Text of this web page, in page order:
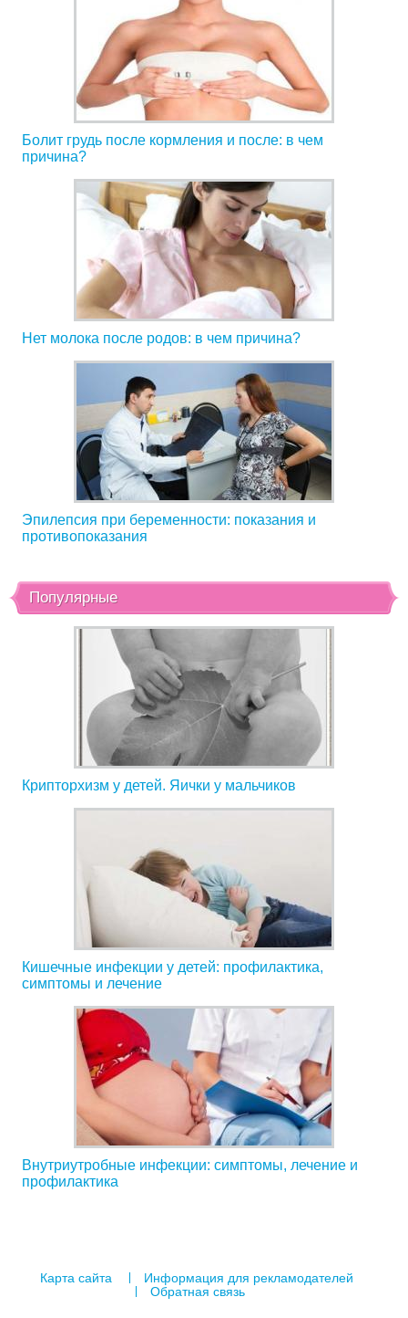
Болит грудь после кормления и после: в чем
причина?
Нет молока после родов: в чем причина?
Эпилепсия при беременности: показания и
противопоказания
Популярные
Крипторхизм у детей. Яички у мальчиков
Кишечные инфекции у детей: профилактика,
симптомы и лечение
Внутриутробные инфекции: симптомы, лечение и
профилактика
Карта сайта
Информация для рекламодателей
Обратная связь